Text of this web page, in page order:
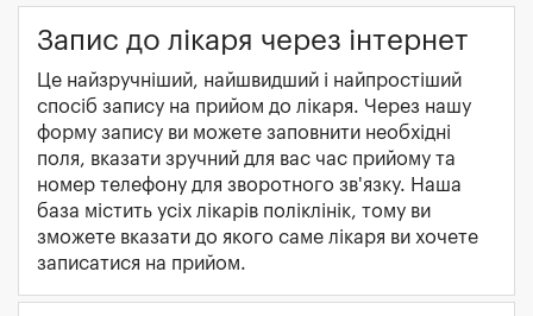
Запис до лікаря через інтернет
Це найзручніший, найшвидший і найпростіший
спосіб запису на прийом до лікаря. Через нашу
форму запису ви можете заповнити необхідні
поля, вказати зручний для вас час прийому та
номер телефону для зворотного зв'язку. Наша
база містить усіх лікарів поліклінік, тому ви
зможете вказати до якого саме лікаря ви хочете
записатися на прийом.